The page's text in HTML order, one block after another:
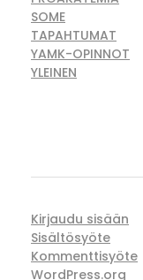
SOME
TAPAHTUMAT
YAMK-OPINNOT
YLEINEN
Kirjaudu sisään
Sisältösyöte
Kommenttisyöte
WordPress.org